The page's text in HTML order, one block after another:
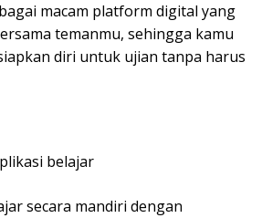
macam platform digital yang
temanmu, sehingga kamu
diri untuk ujian tanpa harus
belajar
secara mandiri dengan